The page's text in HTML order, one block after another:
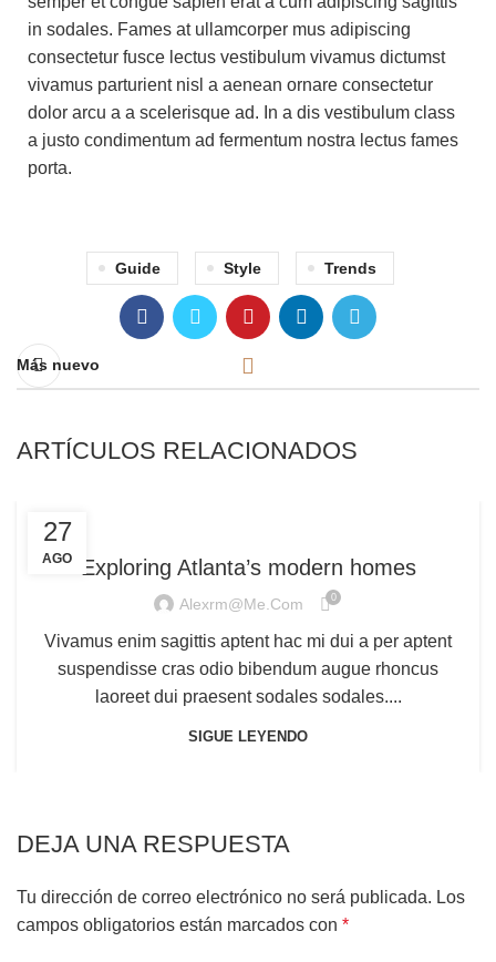
in sodales. Fames at ullamcorper mus adipiscing
consectetur fusce lectus vestibulum vivamus dictumst
vivamus parturient nisl a aenean ornare consectetur
dolor arcu a a scelerisque ad. In a dis vestibulum class
a justo condimentum ad fermentum nostra lectus fames
porta.
Guide Style Trends
Más nuevo
ARTÍCULOS RELACIONADOS
27
AGO
DECORATION
Exploring Atlanta’s modern homes
Alexrm@me.com 0
Vivamus enim sagittis aptent hac mi dui a per aptent
suspendisse cras odio bibendum augue rhoncus
laoreet dui praesent sodales sodales....
SIGUE LEYENDO
DEJA UNA RESPUESTA
Tu dirección de correo electrónico no será publicada. Los
campos obligatorios están marcados con *